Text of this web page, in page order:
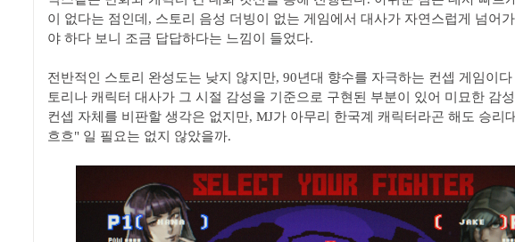
이 없다는 점인데, 스토리 음성 더빙이 없는 게임에서 대사가 자연스럽게 넘어
야 하다 보니 조금 답답하다는 느낌이 들었다.
전반적인 스토리 완성도는 낮지 않지만, 90년대 향수를 자극하는 컨셉 게임이
토리나 캐릭터 대사가 그 시절 감성을 기준으로 구현된 부분이 있어 미묘한 감
컨셉 자체를 비판할 생각은 없지만, MJ가 아무리 한국계 캐릭터라곤 해도 승리
흐흐" 일 필요는 없지 않았을까.